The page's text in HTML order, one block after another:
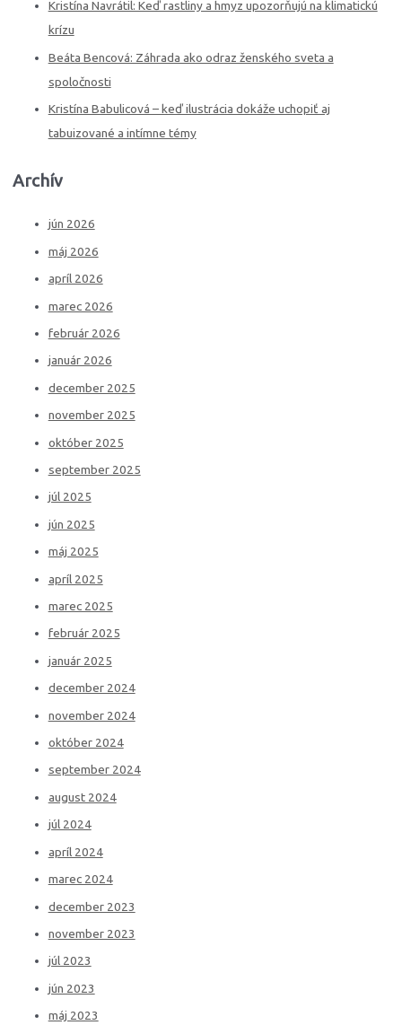
Kristína Navrátil: Keď rastliny a hmyz upozorňujú na klimatickú
krízu
Beáta Bencová: Záhrada ako odraz ženského sveta a
spoločnosti
Kristína Babulicová – keď ilustrácia dokáže uchopiť aj
tabuizované a intímne témy
Archív
jún 2026
máj 2026
apríl 2026
marec 2026
február 2026
január 2026
december 2025
november 2025
október 2025
september 2025
júl 2025
jún 2025
máj 2025
apríl 2025
marec 2025
február 2025
január 2025
december 2024
november 2024
október 2024
september 2024
august 2024
júl 2024
apríl 2024
marec 2024
december 2023
november 2023
júl 2023
jún 2023
máj 2023